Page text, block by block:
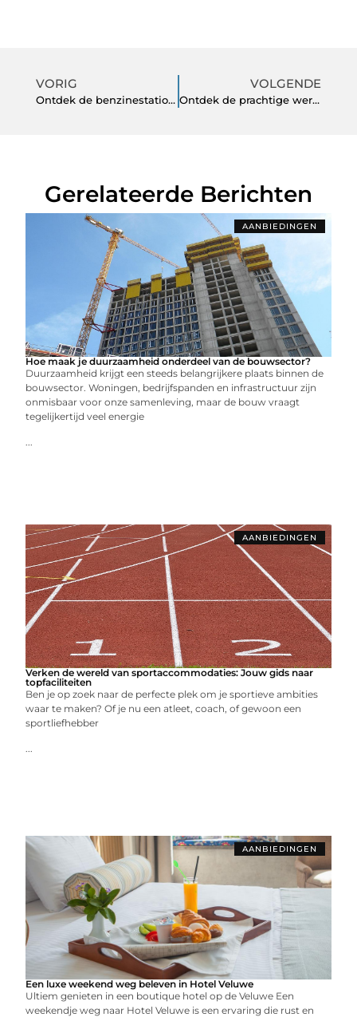
VORIG
Ontdek de benzinestation in ridderkerk en zijn rol in de gemeenschap
VOLGENDE
Ontdek de prachtige wereld van bloemisten in Waalwijk
Gerelateerde Berichten
AANBIEDINGEN
Hoe maak je duurzaamheid onderdeel van de bouwsector?
Duurzaamheid krijgt een steeds belangrijkere plaats binnen de
bouwsector. Woningen, bedrijfspanden en infrastructuur zijn
onmisbaar voor onze samenleving, maar de bouw vraagt
tegelijkertijd veel energie
...
AANBIEDINGEN
Verken de wereld van sportaccommodaties: Jouw gids naar
topfaciliteiten
Ben je op zoek naar de perfecte plek om je sportieve ambities
waar te maken? Of je nu een atleet, coach, of gewoon een
sportliefhebber
...
AANBIEDINGEN
Een luxe weekend weg beleven in Hotel Veluwe
Ultiem genieten in een boutique hotel op de Veluwe Een
weekendje weg naar Hotel Veluwe is een ervaring die rust en